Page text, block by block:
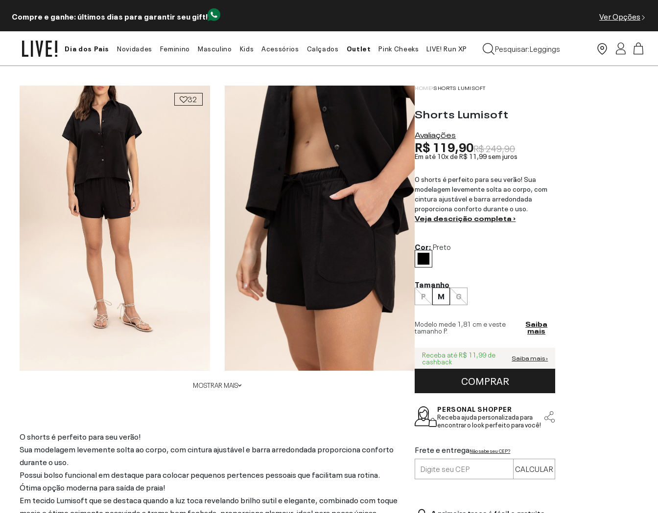
Compre e ganhe: últimos dias para garantir seu gift! Ver Opções
Dia dos Pais Novidades Feminino Masculino Kids Acessórios Calçados Outlet Pink Cheeks LIVE! Run XP
Pesquisar:
Tops
Leggings
32
MOSTRAR MAIS
O shorts é perfeito para seu verão!
Sua modelagem levemente solta ao corpo, com cintura ajustável e barra arredondada proporciona conforto
durante o uso.
Possui bolso funcional em destaque para colocar pequenos pertences pessoais que facilitam sua rotina.
Ótima opção moderna para saída de praia!
Em tecido Lumisoft que se destaca quando a luz toca revelando brilho sutil e elegante, combinado com toque
HOME SHORTS LUMISOFT
Shorts Lumisoft
Avaliações
R$ 119,90R$ 249,90
Em até 10x deR$ 11,99sem juros
O shorts é perfeito para seu verão! Sua
modelagem levemente solta ao corpo, com
cintura ajustável e barra arredondada
proporciona conforto durante o uso.
Veja descrição completa ›
Cor:Preto
Tamanho
P
M G
Modelo mede 1,81 cm e veste
tamanho P.
Saiba
mais
Receba até R$ 11,99 de
cashback Saiba mais ›
COMPRAR
PERSONAL SHOPPER
Receba ajuda personalizada para
encontrar o look perfeito para você!
Frete e entregaNão sabe seu CEP?
CALCULAR